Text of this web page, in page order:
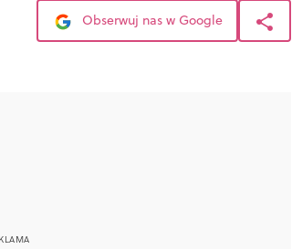
Obserwuj nas w Google